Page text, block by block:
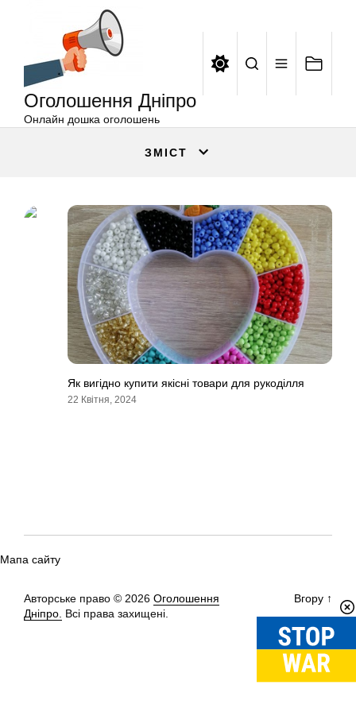
Оголошення Дніпро
Онлайн дошка оголошень
ЗМІСТ
Як вигідно купити якісні товари для рукоділля
22 Квітня, 2024
Мапа сайту
Авторське право © 2026 Оголошення
Дніпро. Всі права захищені.
Вгору ↑